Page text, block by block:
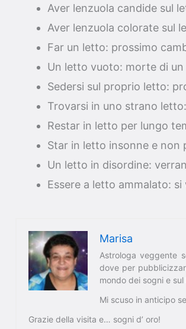
Aver lenzuola candide sul
Aver lenzuola colorate sul
Far un letto: prossimo
Un letto vuoto: morte di un
Sedersi sul proprio letto:
Trovarsi in uno strano
Restar in letto per lungo
Star in letto insonne e non
Un letto in disordine:
Essere a letto ammalato:
Marisa
Astrologa veggente
dove per
mondo dei sogni e
Mi scuso in anticipo
Grazie della visita e… sogni d’ oro!